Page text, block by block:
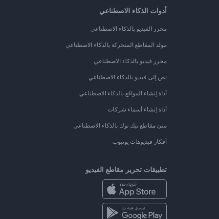
أدوات الذكاء الاصطناعي
محرر الفيديو بالذكاء الاصطناعي
مولد المقاطع المتحركة بالذكاء الاصطناعي
محرر فيديو بالذكاء الاصطناعي
نص إلى فيديو بالذكاء الاصطناعي
أداة إنشاء المواقع بالذكاء الاصطناعي
أداة إنشاء أسماء شركات
منئ مقاطع تيك توك بالذكاء الاصطناعي
أفكار فيديوهات يوتيوب
تطبيقات تحرير مقاطع الفيديو